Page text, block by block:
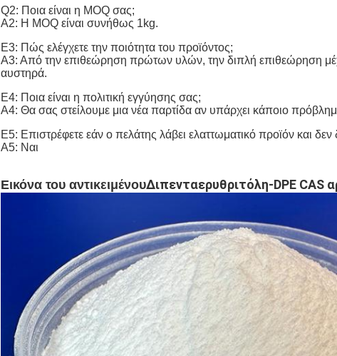
Q2: Ποια είναι η MOQ σας;
Α2: Η MOQ είναι συνήθως 1kg.
Ε3: Πώς ελέγχετε την ποιότητα του προϊόντος;
Α3: Από την επιθεώρηση πρώτων υλών, την διπλή επιθεώρηση
αυστηρά.
Ε4: Ποια είναι η πολιτική εγγύησης σας;
Α4: Θα σας στείλουμε μια νέα παρτίδα αν υπάρχει κάποιο
Ε5: Επιστρέφετε εάν ο πελάτης λάβει ελαττωματικό προϊόν και δεν
Α5: Ναι
Εικόνα του αντικειμένουΔιπενταερυθριτόλη-DPE CAS